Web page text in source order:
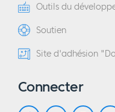
Outils du
Soutien
Site d'adhésion
Connecter